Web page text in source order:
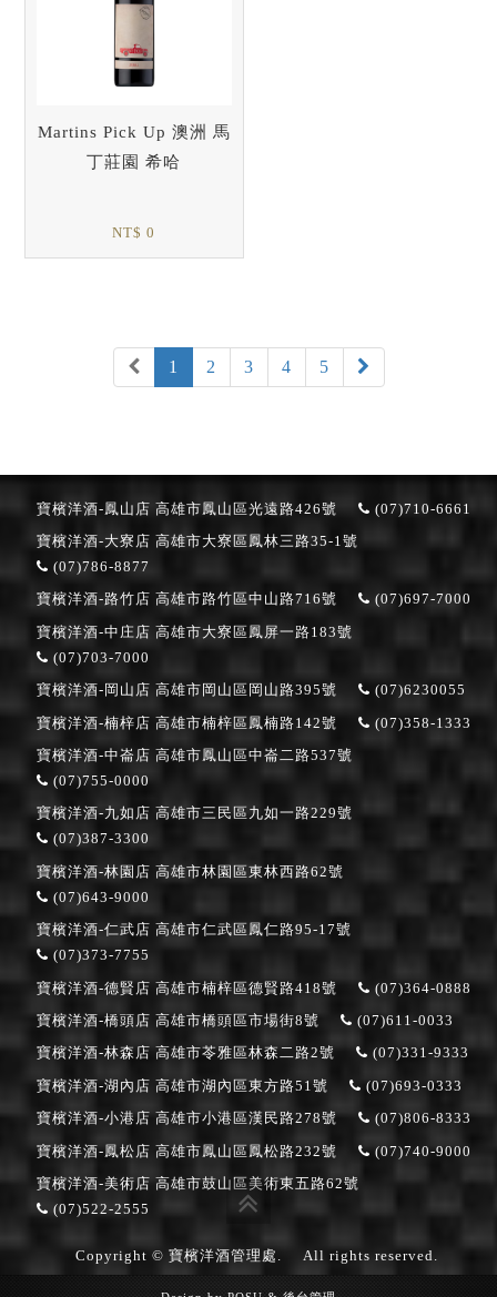
Martins Pick Up 澳洲 馬
丁莊園 希哈
NT$ 0
1 2 3 4 5
寶檳洋酒-鳳山店 高雄市鳳山區光遠路426號 (07)710-6661
寶檳洋酒-大寮店 高雄市大寮區鳳林三路35-1號
(07)786-8877
寶檳洋酒-路竹店 高雄市路竹區中山路716號 (07)697-7000
寶檳洋酒-中庄店 高雄市大寮區鳳屏一路183號
(07)703-7000
寶檳洋酒-岡山店 高雄市岡山區岡山路395號 (07)6230055
寶檳洋酒-楠梓店 高雄市楠梓區鳳楠路142號 (07)358-1333
寶檳洋酒-中崙店 高雄市鳳山區中崙二路537號
(07)755-0000
寶檳洋酒-九如店 高雄市三民區九如一路229號
(07)387-3300
寶檳洋酒-林園店 高雄市林園區東林西路62號
(07)643-9000
寶檳洋酒-仁武店 高雄市仁武區鳳仁路95-17號
(07)373-7755
寶檳洋酒-德賢店 高雄市楠梓區德賢路418號 (07)364-0888
寶檳洋酒-橋頭店 高雄市橋頭區市場街8號 (07)611-0033
寶檳洋酒-林森店 高雄市苓雅區林森二路2號 (07)331-9333
寶檳洋酒-湖內店 高雄市湖內區東方路51號 (07)693-0333
寶檳洋酒-小港店 高雄市小港區漢民路278號 (07)806-8333
寶檳洋酒-鳳松店 高雄市鳳山區鳳松路232號 (07)740-9000
寶檳洋酒-美術店 高雄市鼓山區美術東五路62號
(07)522-2555
Copyright © 寶檳洋酒管理處. All rights reserved.